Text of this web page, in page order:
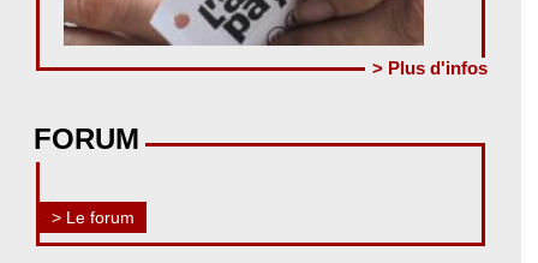
> Plus d'infos
FORUM
> Le forum